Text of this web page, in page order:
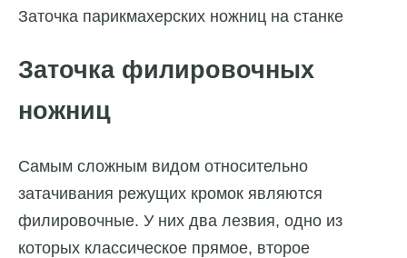
Заточка парикмахерских ножниц на станке
Заточка филировочных
ножниц
Самым сложным видом относительно
затачивания режущих кромок являются
филировочные. У них два лезвия, одно из
которых классическое прямое, второе